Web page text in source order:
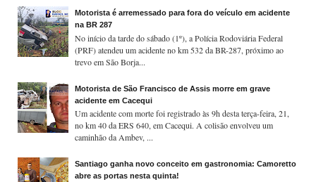
Motorista é arremessado para fora do veículo em acidente
na BR 287
No início da tarde do sábado (1º), a Polícia Rodoviária Federal
(PRF) atendeu um acidente no km 532 da BR-287, próximo ao
trevo em São Borja...
Motorista de São Francisco de Assis morre em grave
acidente em Cacequi
Um acidente com morte foi registrado às 9h desta terça-feira, 21,
no km 40 da ERS 640, em Cacequi. A colisão envolveu um
caminhão da Ambev, ...
Santiago ganha novo conceito em gastronomia: Camoretto
abre as portas nesta quinta!